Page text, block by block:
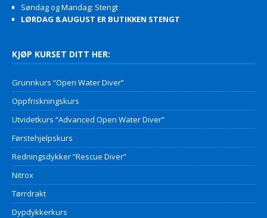
Søndag og Mandag: Stengt
LØRDAG 8.AUGUST ER BUTIKKEN STENGT
KJØP KURSET DITT HER:
Grunnkurs “Open Water Diver”
Oppfriskningskurs
Utvidetkurs “Advanced Open Water Diver”
Førstehjelpskurs
Redningsdykker “Rescue Diver”
Nitrox
Tørrdrakt
Dypdykkerkurs